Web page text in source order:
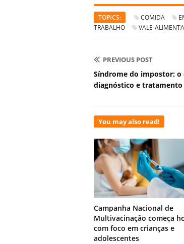
TOPICS: COMIDA
TRABALHO
VALE-
PREVIOUS POST
Síndrome do impostor: o
diagnóstico e tratamento
You may also read!
Campanha Nacional de
Multivacinação começa
com foco em crianças e
adolescentes